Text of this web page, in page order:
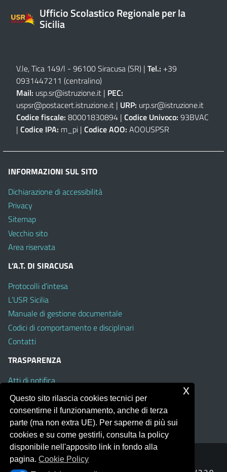
Ufficio Scolastico Regionale per la
Sicilia
V.le, Tica 149/l - 96100 Siracusa (SR) | Tel.: +39
0931447211 (centralino)
Mail: usp.sr@istruzione.it | PEC:
uspsr@postacert.istruzione.it | URP: urp.sr@istruzione.it
Codice fiscale: 80001830894 | Codice Univoco: 93BVAC
| Codice IPA: m_pi | Codice AOO: AOOUSPSR
INFORMAZIONI SUL SITO
Dichiarazione di accessibilità
Privacy
Sitemap
Vecchio sito
Area riservata
L’A.T. DI SIRACUSA
Protocolli d’intesa
L’USR Sicilia
Manuale di gestione documentale
Codici di comportamento e disciplinari
Contatti
TRASPARENZA
Atti di notifica
Albo on line
Amministrazione Trasparente
Obiettivi di Accessibilità
Portale realizzato con la piattaforma
Questo sito rilascia cookies tecnici per
consentirne il funzionamento, anche di terza
parte (ma non extra UE). Per saperne di più sui
cookies e su come gestirli, consulta la policy
disponibile nell'apposito link in fondo alla
pagina.Cookie Policy
x